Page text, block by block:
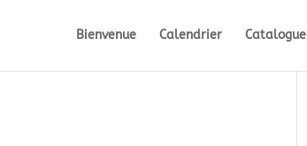
Bienvenue Calendrier Catalogue